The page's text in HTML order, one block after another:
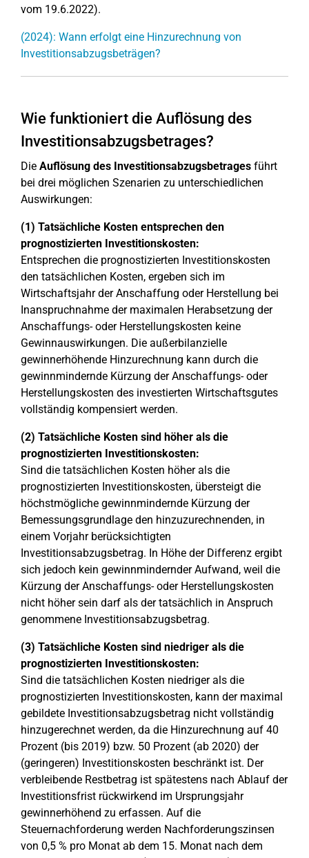
vom 19.6.2022).
(2024): Wann erfolgt eine Hinzurechnung von
Investitionsabzugsbeträgen?
Wie funktioniert die Auflösung des
Investitionsabzugsbetrages?
Die Auflösung des Investitionsabzugsbetrages führt
bei drei möglichen Szenarien zu unterschiedlichen
Auswirkungen:
(1) Tatsächliche Kosten entsprechen den
prognostizierten Investitionskosten:
Entsprechen die prognostizierten Investitionskosten
den tatsächlichen Kosten, ergeben sich im
Wirtschaftsjahr der Anschaffung oder Herstellung bei
Inanspruchnahme der maximalen Herabsetzung der
Anschaffungs- oder Herstellungskosten keine
Gewinnauswirkungen. Die außerbilanzielle
gewinnerhöhende Hinzurechnung kann durch die
gewinnmindernde Kürzung der Anschaffungs- oder
Herstellungskosten des investierten Wirtschaftsgutes
vollständig kompensiert werden.
(2) Tatsächliche Kosten sind höher als die
prognostizierten Investitionskosten:
Sind die tatsächlichen Kosten höher als die
prognostizierten Investitionskosten, übersteigt die
höchstmögliche gewinnmindernde Kürzung der
Bemessungsgrundlage den hinzuzurechnenden, in
einem Vorjahr berücksichtigten
Investitionsabzugsbetrag. In Höhe der Differenz ergibt
sich jedoch kein gewinnmindernder Aufwand, weil die
Kürzung der Anschaffungs- oder Herstellungskosten
nicht höher sein darf als der tatsächlich in Anspruch
genommene Investitionsabzugsbetrag.
(3) Tatsächliche Kosten sind niedriger als die
prognostizierten Investitionskosten:
Sind die tatsächlichen Kosten niedriger als die
prognostizierten Investitionskosten, kann der maximal
gebildete Investitionsabzugsbetrag nicht vollständig
hinzugerechnet werden, da die Hinzurechnung auf 40
Prozent (bis 2019) bzw. 50 Prozent (ab 2020) der
(geringeren) Investitionskosten beschränkt ist. Der
verbleibende Restbetrag ist spätestens nach Ablauf der
Investitionsfrist rückwirkend im Ursprungsjahr
gewinnerhöhend zu erfassen. Auf die
Steuernachforderung werden Nachforderungszinsen
von 0,5 % pro Monat ab dem 15. Monat nach dem